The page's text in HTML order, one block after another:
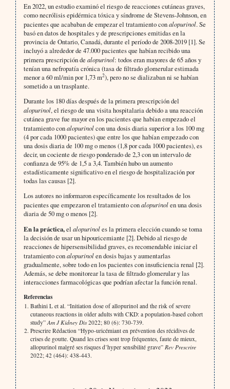
En 2022, un estudio examinó el riesgo de reacciones cutáneas graves,
como necrólisis epidérmica tóxica y síndrome de Stevens-Johnson, en
pacientes que acababan de empezar el tratamiento conalopurinol. Se
basó en datos de hospitales y de prescripciones emitidas en la
provincia de Ontario, Canadá, durante el período de 2008-2019 [1]. Se
incluyó a alrededor de 47.000 pacientes que habían recibido una
primera prescripción de alopurinol: todos eran mayores de 65 años y
tenían una nefropatía crónica (tasa de filtrado glomerular estimada
menor a 60 ml/min por 1,73 m2), pero no se dializaban ni se habían
sometido a un trasplante.
Durante los 180 días después de la primera prescripción del
alopurinol, el riesgo de una visita hospitalaria debido a una reacción
cutánea grave fue mayor en los pacientes que habían empezado el
tratamiento conalopurinolcon una dosis diaria superior a los 100 mg
(4 por cada 1000 pacientes) que entre los que habían empezado con
una dosis diaria de 100 mg o menos (1,8 por cada 1000 pacientes), es
decir, un cociente de riesgo ponderado de 2,3 con un intervalo de
confianza de 95% de 1,5 a 3,4. También hubo un aumento
estadísticamente significativo en el riesgo de hospitalización por
todas las causas [2].
Los autores no informaron específicamente los resultados de los
pacientes que empezaron el tratamiento conalopurinolen una dosis
diaria de 50 mg o menos [2].
En la práctica,el alopurinoles la primera elección cuando se toma
la decisión de usar un hipouricemiante [2]. Debido al riesgo de
reacciones de hipersensibilidad graves, es recomendable iniciar el
tratamiento conalopurinolen dosis bajas y aumentarlas
gradualmente, sobre todo en los pacientes con insuficiencia renal [2].
Además, se debe monitorear la tasa de filtrado glomerular y las
interacciones farmacológicas que podrían afectar la función renal.
Referencias
Bathini L et al. “Initiation dose of allopurinol and the risk of severe
cutaneous reactions in older adults with CKD: a population-based cohort
study” Am J Kidney Dis2022; 80 (6): 730-739.
Prescrire Rédaction “Hypo-uricémiant en prévention des récidives de
crises de goutte. Quand les crises sont trop fréquentes, faute de mieux,
allopurinol malgré ses risques d’hyper sensibilité grave” Rev Prescrire
2022; 42 (464): 438-443.